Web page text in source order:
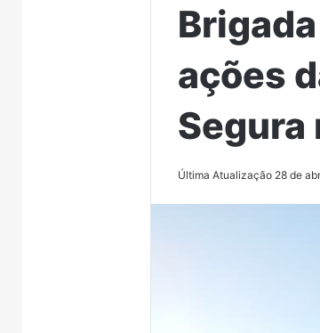
ações
Segura
Última Atualização 28 de